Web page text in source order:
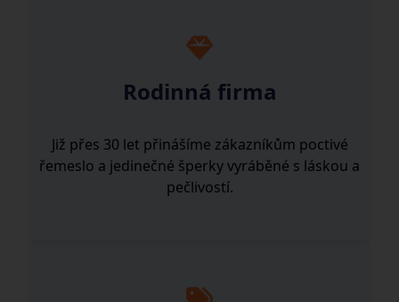
Rodinná firma
Již přes 30 let přinášíme zákazníkům poctivé
řemeslo a jedinečné šperky vyráběné s láskou a
pečlivostí.